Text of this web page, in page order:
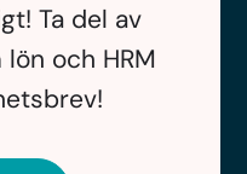
Ta del av
och HRM